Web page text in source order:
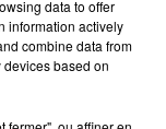
data to offer
information actively
combine data from
based on